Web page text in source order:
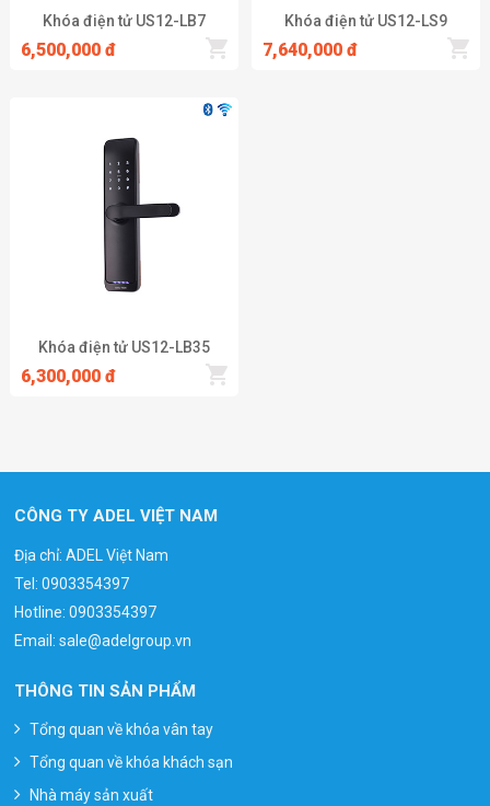
Khóa điện tử US12-LB7
6,500,000 đ
Khóa điện tử US12-LS9
7,640,000 đ
Khóa điện tử US12-LB35
6,300,000 đ
Khác với khoá cơ, mọi loại khóa cửa điện tử đều có chức năng tự
khoá khi đóng cửa. Và có thêm chức năng báo động khi cửa đóng
kể thời gian mở khóa. Chức năng báo động khi có cháy cũng được
Một khóa cửa mật mã ADEL có thời gian sử dụng lên đến vài chục
năm. Trong khi đó, ổ khóa thông chỉ có tuổi thọ vài năm. Sau
Còn khóa cửa mã số lại hoạt động êm ái, không xảy ra lỗi hay xuất
hiện gỉ sét dù đã sử dụng được gần 10 năm. Khi lắp đặt một khóa
năm. Đây cũng là phương thức “đầu tư lâu dài” thông minh
CÔNG TY ADEL VIỆT NAM
Địa chỉ: ADEL Việt Nam
Tel:0903354397
Hotline:0903354397
Email:sale@adelgroup.vn
THÔNG TIN SẢN PHẨM
Tổng quan về khóa vân tay
Tổng quan về khóa khách sạn
Nhà máy sản xuất